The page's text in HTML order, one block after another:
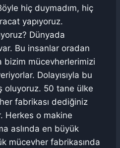
hiç duymadım, hiç
yapıyoruz.
Dünyada
Bu insanlar oradan
bizim mücevherlerimizi
Dolayısıyla bu
oluyoruz. 50 tane ülke
fabrikası dediğiniz
Herkes o makine
aslında en büyük
mücevher fabrikasında